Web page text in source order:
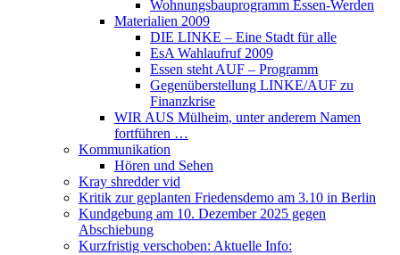
Wohnungsbauprogramm Essen-Werden
Materialien 2009
DIE LINKE – Eine Stadt für alle
EsA Wahlaufruf 2009
Essen steht AUF – Programm
Gegenüberstellung LINKE/AUF zu
Finanzkrise
WIR AUS Mülheim, unter anderem Namen
fortführen …
Kommunikation
Hören und Sehen
Kray shredder vid
Kritik zur geplanten Friedensdemo am 3.10 in Berlin
Kundgebung am 10. Dezember 2025 gegen
Abschiebung
Kurzfristig verschoben: Aktuelle Info: